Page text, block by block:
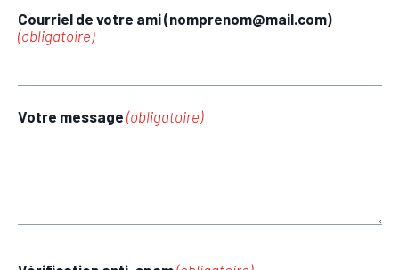
Courriel de votre ami (nomprenom@mail.com)
(obligatoire)
Votre message (obligatoire)